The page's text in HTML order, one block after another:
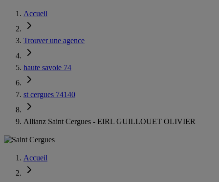
Accueil
Trouver une agence
haute savoie 74
st cergues 74140
Allianz Saint Cergues - EIRL GUILLOUET OLIVIER
Accueil